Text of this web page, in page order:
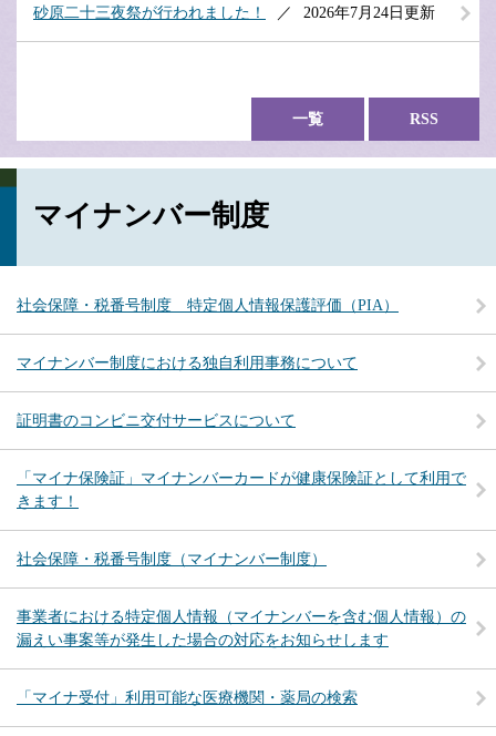
砂原二十三夜祭が行われました！ 2026年7月24日更新
一覧 RSS
マイナンバー制度
社会保障・税番号制度 特定個人情報保護評価（PIA）
マイナンバー制度における独自利用事務について
証明書のコンビニ交付サービスについて
「マイナ保険証」マイナンバーカードが健康保険証として利用で
きます！
社会保障・税番号制度（マイナンバー制度）
事業者における特定個人情報（マイナンバーを含む個人情報）の
漏えい事案等が発生した場合の対応をお知らせします
「マイナ受付」利用可能な医療機関・薬局の検索